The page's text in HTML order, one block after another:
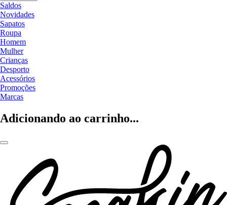
Saldos
Novidades
Sapatos
Roupa
Homem
Mulher
Crianças
Desporto
Acessórios
Promoções
Marcas
Adicionando ao carrinho...